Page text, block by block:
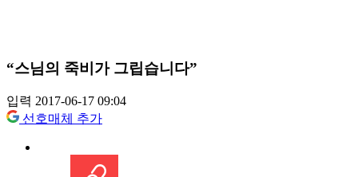
“스님의 죽비가 그립습니다”
입력 2017-06-17 09:04
선호매체 추가